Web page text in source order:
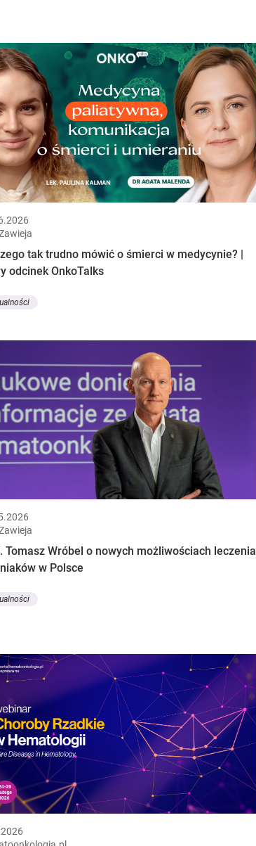
tak trudno mówić o śmierci w medycynie? |
odcinek OnkoTalks
Tomasz Wróbel o nowych możliwościach leczenia
w Polsce